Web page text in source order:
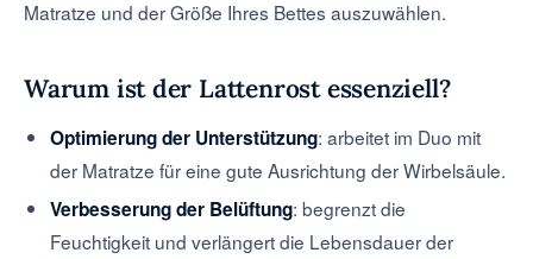
Matratze und der Größe Ihres Bettes auszuwählen.
Warum ist der Lattenrost essenziell?
Optimierung der Unterstützung: arbeitet im Duo mit
der Matratze für eine gute Ausrichtung der Wirbelsäule.
Verbesserung der Belüftung: begrenzt die
Feuchtigkeit und verlängert die Lebensdauer der